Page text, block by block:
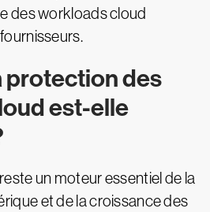
des workloads cloud
protection des
est-elle
un moteur essentiel de la
et de la croissance des